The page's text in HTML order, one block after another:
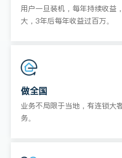
用户一旦装机，每年持续收益
大，3年后每年收益过百万。
做全国
业务不局限于当地，有连锁大
务。